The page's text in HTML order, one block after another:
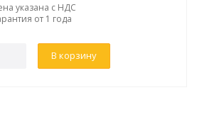
указана с НДС
от 1 года
В корзину